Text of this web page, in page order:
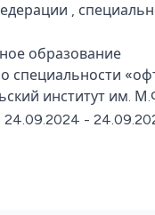
,
образование
специальности
институт им.
24.09.2024 -